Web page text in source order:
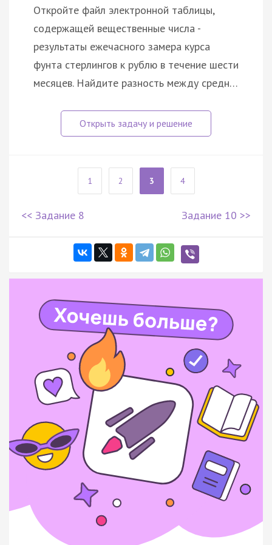
Откройте файл электронной таблицы,
содержащей вещественные числа -
результаты ежечасного замера курса
фунта стерлингов к рублю в течение шести
месяцев. Найдите разность между средн…
1 2 3 4
<< Задание 8 Задание 10 >>